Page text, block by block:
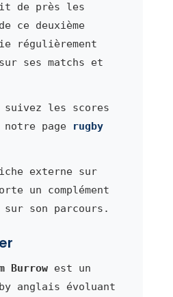
de près les
ce deuxième
régulièrement
ses matchs et
les scores
page
rugby
externe sur
un complément
son parcours.
Burrowest un
anglais évoluant